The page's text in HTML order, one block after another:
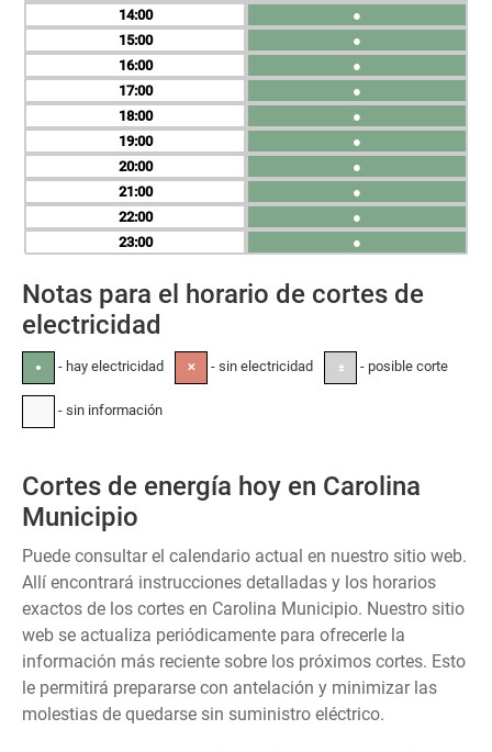
14
15
16
17
18
19
20
21
22
23
●
●
●
●
●
●
●
●
●
●
Notas para el horario de cortes de
electricidad
● - hay electricidad ✕ - sin electricidad ± - posible corte
- sin información
Cortes de energía hoy en Carolina
Municipio
Puede consultar el calendario actual en nuestro sitio web.
Allí encontrará instrucciones detalladas y los horarios
exactos de los cortes en Carolina Municipio. Nuestro sitio
web se actualiza periódicamente para ofrecerle la
información más reciente sobre los próximos cortes. Esto
le permitirá prepararse con antelación y minimizar las
molestias de quedarse sin suministro eléctrico.